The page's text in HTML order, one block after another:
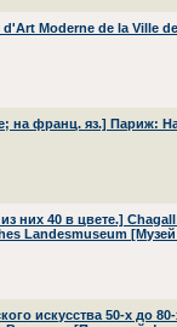
Moderne de la Ville de
на франц. яз.] Париж:
них 40 в цвете.]
Landesmuseum [Музей
искусства 50-х до 80-